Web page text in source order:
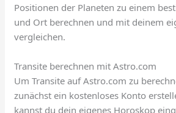
Positionen der Planeten zu einem
und Ort berechnen und mit deinem
vergleichen.
Transite berechnen mit Astro.com
Um Transite auf Astro.com zu
zunächst ein kostenloses Konto
kannst du dein eigenes Horoskop